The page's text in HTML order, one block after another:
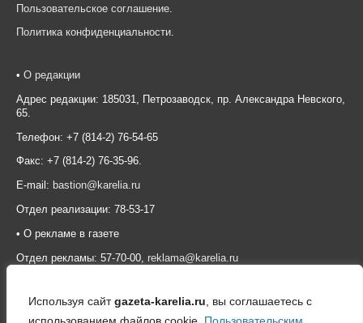
Используя сайтgazeta-karelia.ru , вы соглашаетесь с
Пользовательское соглашение
Политика конфиденциальности.
• О редакции
Адрес редакции: 185031, Петрозаводск, пр. Александра Невского,
65.
Телефон: +7 (814-2) 76-54-65
Факс: +7 (814-2) 76-35-96.
E-mail: bastion@karelia.ru
Отдел реализации: 78-53-17
• О рекламе в газете
Отдел рекламы: 57-70-00, reklama@karelia.ru